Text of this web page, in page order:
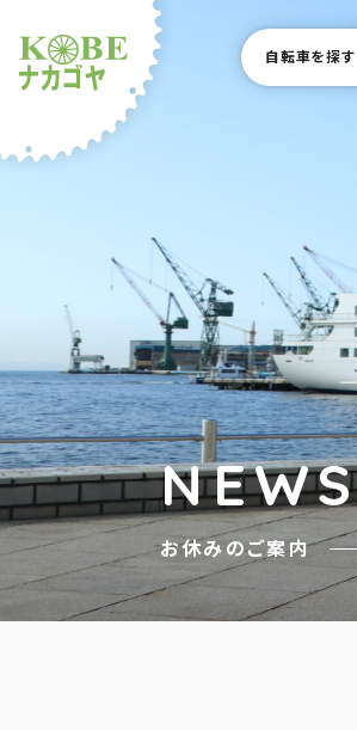
サイト
本文までスキ
自転車を探す
お休みのご案内